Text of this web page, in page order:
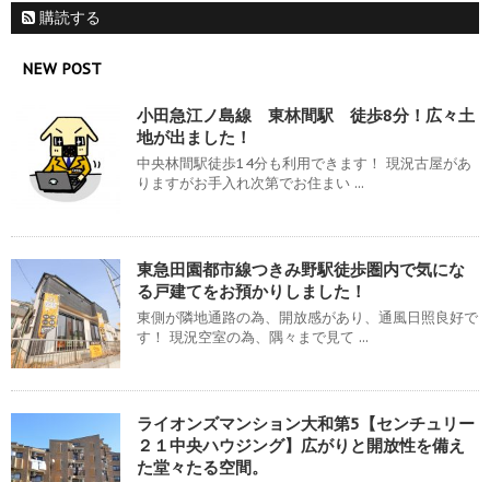
購読する
NEW POST
小田急江ノ島線 東林間駅 徒歩8分！広々土
地が出ました！
中央林間駅徒歩14分も利用できます！ 現況古屋があ
りますがお手入れ次第でお住まい ...
東急田園都市線つきみ野駅徒歩圏内で気にな
る戸建てをお預かりしました！
東側が隣地通路の為、開放感があり、通風日照良好で
す！ 現況空室の為、隅々まで見て ...
ライオンズマンション大和第5【センチュリー
２１中央ハウジング】広がりと開放性を備え
た堂々たる空間。